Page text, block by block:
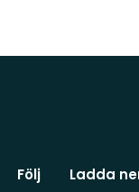
Följ
Ladda